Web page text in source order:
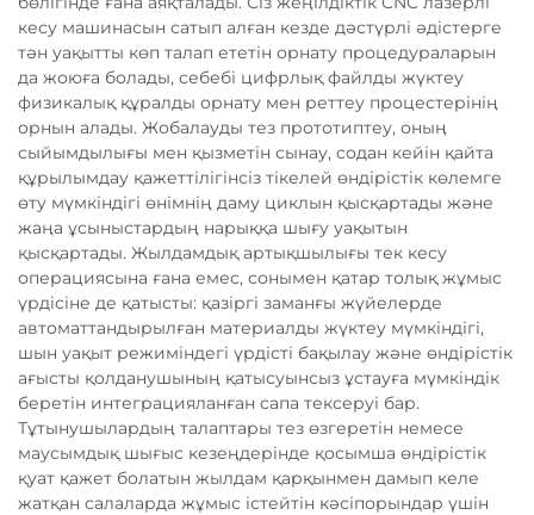
кесу машинасын сатып алған кезде дәстүрлі әдістерге
тән уақытты көп талап ететін орнату процедураларын
да жоюға болады, себебі цифрлық файлды жүктеу
физикалық құралды орнату мен реттеу процестерінің
орнын алады. Жобалауды тез прототиптеу, оның
сыйымдылығы мен қызметін сынау, содан кейін қайта
құрылымдау қажеттілігінсіз тікелей өндірістік көлемге
өту мүмкіндігі өнімнің даму циклын қысқартады және
жаңа ұсыныстардың нарыққа шығу уақытын
қысқартады. Жылдамдық артықшылығы тек кесу
операциясына ғана емес, сонымен қатар толық жұмыс
үрдісіне де қатысты: қазіргі заманғы жүйелерде
автоматтандырылған материалды жүктеу мүмкіндігі,
шын уақыт режиміндегі үрдісті бақылау және өндірістік
ағысты қолданушының қатысуынсыз ұстауға мүмкіндік
беретін интеграцияланған сапа тексеруі бар.
Тұтынушылардың талаптары тез өзгеретін немесе
маусымдық шығыс кезеңдерінде қосымша өндірістік
қуат қажет болатын жылдам қарқынмен дамып келе
жатқан салаларда жұмыс істейтін кәсіпорындар үшін